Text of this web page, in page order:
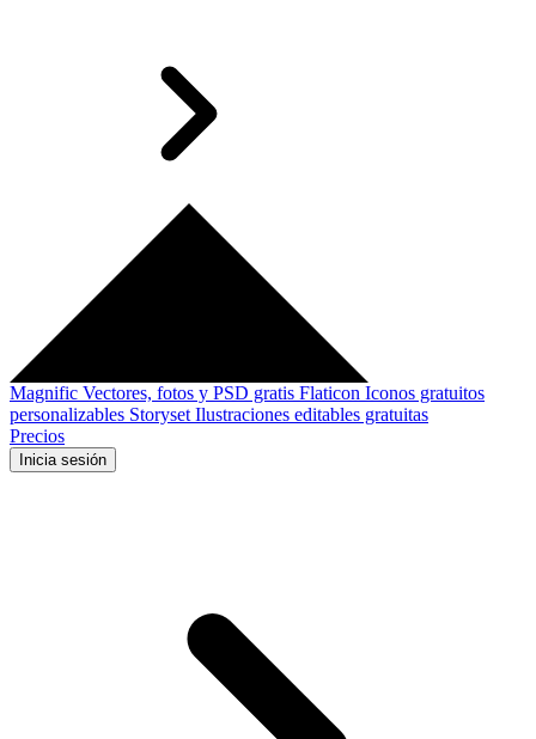
Magnific Vectores, fotos y PSD gratis Flaticon Iconos gratuitos
personalizables Storyset Ilustraciones editables gratuitas
Precios
Inicia sesión